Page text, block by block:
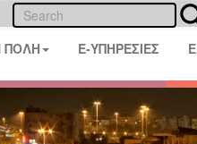
ΠΟΛΗ E-ΥΠΗΡΕΣΙΕΣ